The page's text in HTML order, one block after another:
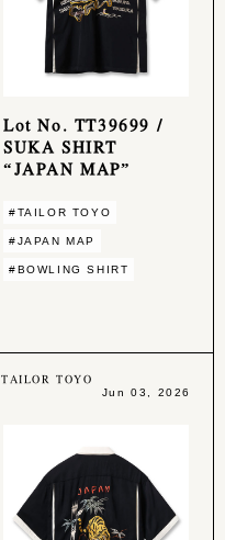
Lot No. TT39699 /
SUKA SHIRT
“JAPAN MAP”
#TAILOR TOYO
#JAPAN MAP
#BOWLING SHIRT
TAILOR TOYO
Jun 03, 2026